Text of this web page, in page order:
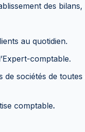
des bilans,
au quotidien.
comptable.
sociétés de
comptable.